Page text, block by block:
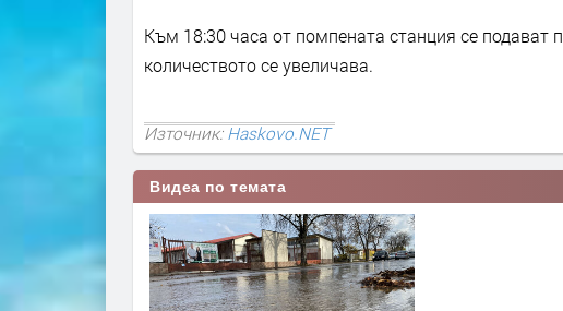
Към 18:30 часа от помпената станция се подават
количеството се увеличава.
Източник:Haskovo.NET
Видеа по темата